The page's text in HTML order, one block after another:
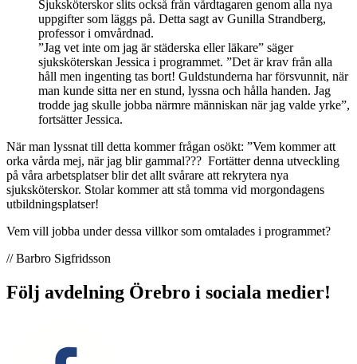
Sjuksköterskor slits också från vårdtagaren genom alla nya
uppgifter som läggs på. Detta sagt av Gunilla Strandberg,
professor i omvårdnad.
”Jag vet inte om jag är städerska eller läkare” säger
sjuksköterskan Jessica i programmet. ”Det är krav från alla
håll men ingenting tas bort! Guldstunderna har försvunnit, när
man kunde sitta ner en stund, lyssna och hålla handen. Jag
trodde jag skulle jobba närmre människan när jag valde yrke”,
fortsätter Jessica.
När man lyssnat till detta kommer frågan osökt: ”Vem kommer att
orka vårda mej, när jag blir gammal??? Fortätter denna utveckling
på våra arbetsplatser blir det allt svårare att rekrytera nya
sjuksköterskor. Stolar kommer att stå tomma vid morgondagens
utbildningsplatser!
Vem vill jobba under dessa villkor som omtalades i programmet?
// Barbro Sigfridsson
Följ avdelning Örebro i sociala medier!